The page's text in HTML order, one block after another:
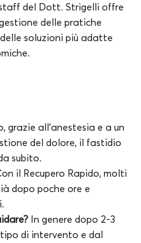
del Dott. Strigelli offre
delle pratiche
soluzioni più adatte
grazie all’anestesia e a un
del dolore, il fastidio
subito.
il Recupero Rapido, molti
dopo poche ore e
In genere dopo 2-3
di intervento e dal